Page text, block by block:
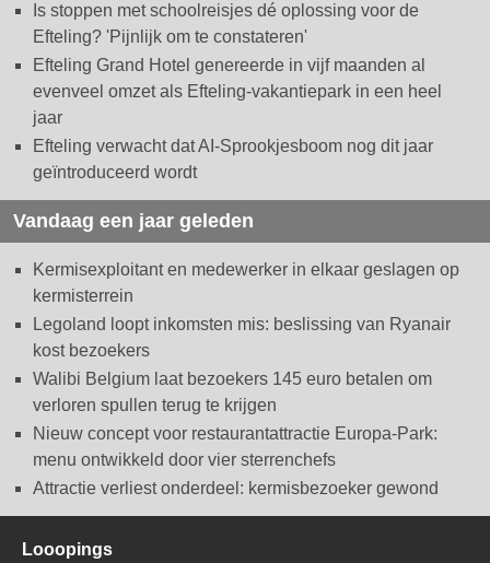
Is stoppen met schoolreisjes dé oplossing voor de
Efteling? 'Pijnlijk om te constateren'
Efteling Grand Hotel genereerde in vijf maanden al
evenveel omzet als Efteling-vakantiepark in een heel
jaar
Efteling verwacht dat AI-Sprookjesboom nog dit jaar
geïntroduceerd wordt
Vandaag een jaar geleden
Kermisexploitant en medewerker in elkaar geslagen op
kermisterrein
Legoland loopt inkomsten mis: beslissing van Ryanair
kost bezoekers
Walibi Belgium laat bezoekers 145 euro betalen om
verloren spullen terug te krijgen
Nieuw concept voor restaurantattractie Europa-Park:
menu ontwikkeld door vier sterrenchefs
Attractie verliest onderdeel: kermisbezoeker gewond
Looopings